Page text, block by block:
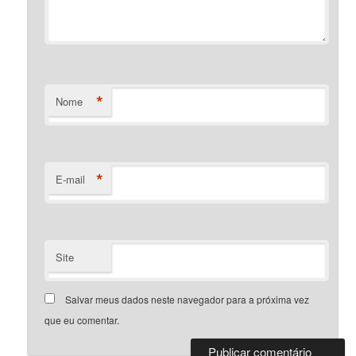
Nome *
E-mail *
Site
Salvar meus dados neste navegador para a próxima vez
que eu comentar.